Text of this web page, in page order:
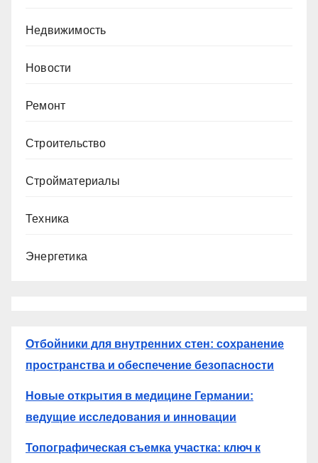
Недвижимость
Новости
Ремонт
Строительство
Стройматериалы
Техника
Энергетика
Отбойники для внутренних стен: сохранение
пространства и обеспечение безопасности
Новые открытия в медицине Германии:
ведущие исследования и инновации
Топографическая съемка участка: ключ к